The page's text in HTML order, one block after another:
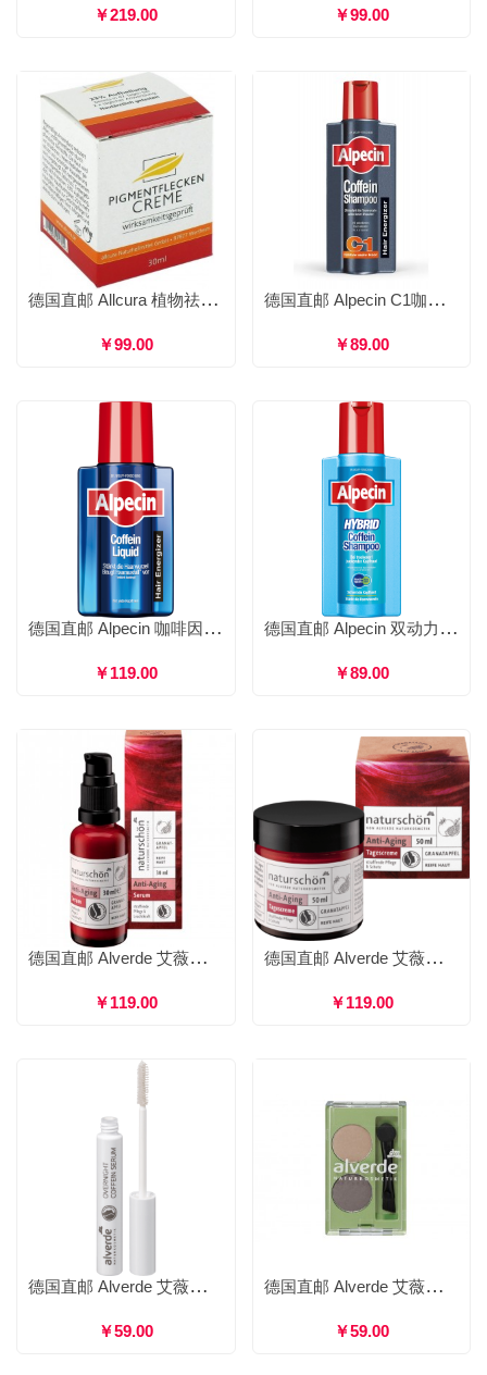
￥219.00 ￥99.00
德国直邮 Allcura 植物祛斑霜 淡斑祛晒斑色斑 30ml
￥99.00
德国直邮 Alpecin C1咖啡因防脱发增发洗发水 洗发香波洗发露洗头膏防掉发 250ml/375ml
￥89.00
德国直邮 Alpecin 咖啡因生发增发营养液 滋养液免冲洗强健发丝预防脱发 200ml
￥119.00
德国直邮 Alpecin 双动力咖啡因洗发水 洗发露香波去头皮屑防掉发 250ml/500ml
￥89.00
德国直邮 Alverde 艾薇德 naturschön 抗衰老石榴精华乳 修护紧致淡化细纹抗氧化抗初老 30ml
￥119.00
德国直邮 Alverde 艾薇德 naturschön 抗衰老石榴面霜 修护紧致淡化细纹抗氧化 50ml
￥119.00
德国直邮 Alverde 艾薇德 咖啡因睫毛再生精华 8ml
￥59.00
德国直邮 Alverde 艾薇德 双色眉粉 孕妇可用 1.6ｇ
￥59.00